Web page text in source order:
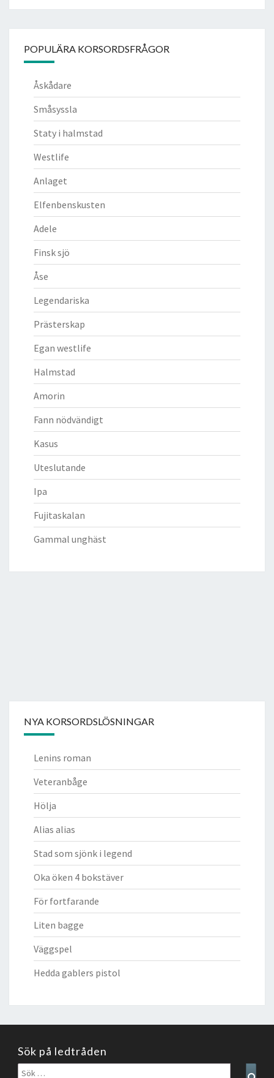
POPULÄRA KORSORDSFRÅGOR
Åskådare
Småsyssla
Staty i halmstad
Westlife
Anlaget
Elfenbenskusten
Adele
Finsk sjö
Åse
Legendariska
Prästerskap
Egan westlife
Halmstad
Amorin
Fann nödvändigt
Kasus
Uteslutande
Ipa
Fujitaskalan
Gammal unghäst
NYA KORSORDSLÖSNINGAR
Lenins roman
Veteranbåge
Hölja
Alias alias
Stad som sjönk i legend
Oka öken 4 bokstäver
För fortfarande
Liten bagge
Väggspel
Hedda gablers pistol
Sök på ledtråden
Sök